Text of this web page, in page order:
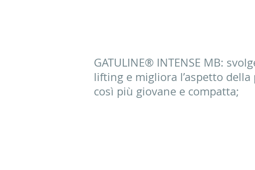
GATULINE® INTENSE MB:
lifting e migliora l’aspetto della
così più giovane e compatta;​​